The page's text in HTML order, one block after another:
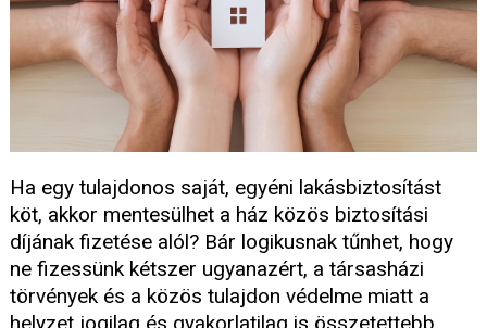
Ha egy tulajdonos saját, egyéni lakásbiztosítást
köt, akkor mentesülhet a ház közös biztosítási
díjának fizetése alól? Bár logikusnak tűnhet, hogy
ne fizessünk kétszer ugyanazért, a társasházi
törvények és a közös tulajdon védelme miatt a
helyzet jogilag és gyakorlatilag is összetettebb.